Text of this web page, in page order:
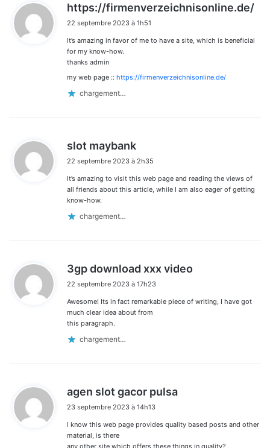
https://firmenverzeichnisonline.de/
22 septembre 2023 à 1h51
It’s amazing in favor of me to have a site, which is beneficial
for my know-how.
thanks admin
my web page :: https://firmenverzeichnisonline.de/
chargement…
slot maybank
t
:
22 septembre 2023 à 2h35
It’s amazing to visit this web page and reading the views of
all friends about this article, while I am also eager of getting
know-how.
chargement…
3gp download xxx video
22 septembre 2023 à 17h23
Awesome! Its in fact remarkable piece of writing, I have got
much clear idea about from
this paragraph.
chargement…
agen slot gacor pulsa
23 septembre 2023 à 14h13
I know this web page provides quality based posts and other
material, is there
any other site which offers these things in quality?